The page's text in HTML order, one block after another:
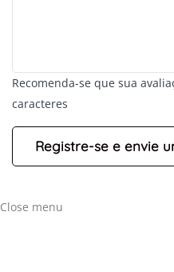
Recomenda-se que sua
caracteres
Close menu